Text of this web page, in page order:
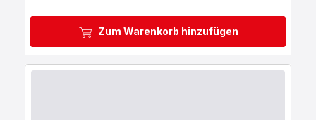
Zum Warenkorb hinzufügen